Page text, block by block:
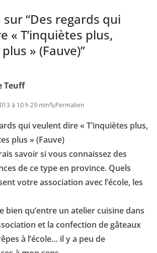
“Des regards qui
« T’inquiètes plus,
» (Fauve)”
Teuff
à 10 h 29 min Permalien
qui veulent dire « T’inquiètes plus,
plus » (Fauve)
savoir si vous connaissez des
de ce type en province. Quels
votre association avec l’école, les
bien qu’entre un atelier cuisine dans
et la confection de gâteaux
à l’école… il y a peu de